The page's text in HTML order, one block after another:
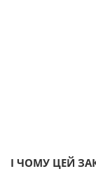
І ЧОМУ ЦЕЙ